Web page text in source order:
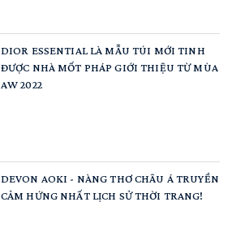
DIOR ESSENTIAL LÀ MẪU TÚI MỚI TINH
ĐƯỢC NHÀ MỐT PHÁP GIỚI THIỆU TỪ MÙA
AW 2022
DEVON AOKI - NÀNG THƠ CHÂU Á TRUYỀN
CẢM HỨNG NHẤT LỊCH SỬ THỜI TRANG!